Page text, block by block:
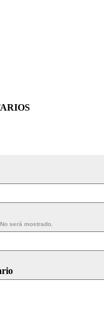
No será mostrado.